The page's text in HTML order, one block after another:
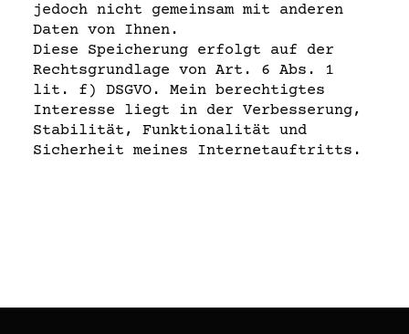
jedoch nicht gemeinsam mit anderen
Daten von Ihnen.
Diese Speicherung erfolgt auf der
Rechtsgrundlage von Art. 6 Abs. 1
lit. f) DSGVO. Mein berechtigtes
Interesse liegt in der Verbesserung,
Stabilität, Funktionalität und
Sicherheit meines Internetauftritts.